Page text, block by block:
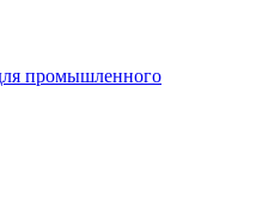
промышленного